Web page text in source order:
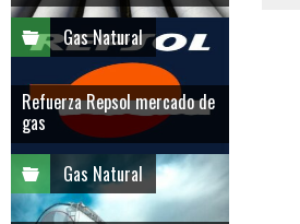
Gas Natural
Refuerza Repsol mercado de
gas
Gas Natural